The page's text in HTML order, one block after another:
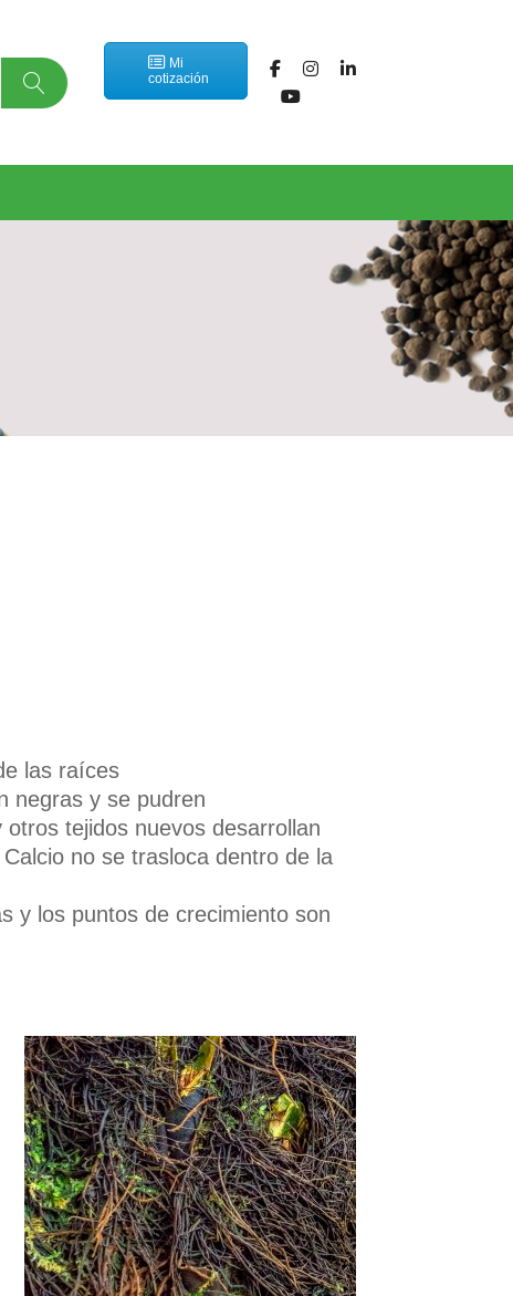
Mi
cotización
las raíces
negras y se pudren
otros tejidos nuevos desarrollan
no se trasloca dentro de la
y los puntos de crecimiento son